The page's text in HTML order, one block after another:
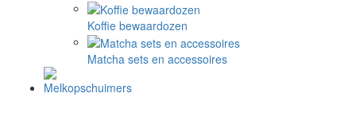
Koffie bewaardozen
Matcha sets en accessoires